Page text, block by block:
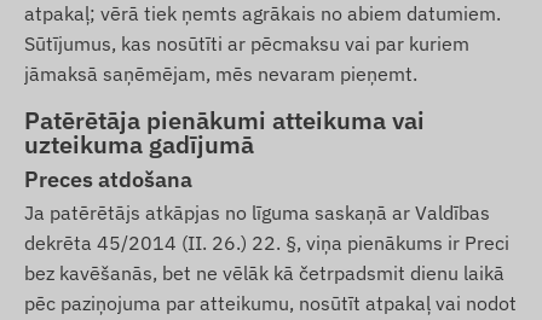
atpakaļ; vērā tiek ņemts agrākais no abiem datumiem.
Sūtījumus, kas nosūtīti ar pēcmaksu vai par kuriem
jāmaksā saņēmējam, mēs nevaram pieņemt.
Patērētāja pienākumi atteikuma vai
uzteikuma gadījumā
Preces atdošana
Ja patērētājs atkāpjas no līguma saskaņā ar Valdības
dekrēta 45/2014 (II. 26.) 22. §, viņa pienākums ir Preci
bez kavēšanās, bet ne vēlāk kā četrpadsmit dienu laikā
pēc paziņojuma par atteikumu, nosūtīt atpakaļ vai nodot